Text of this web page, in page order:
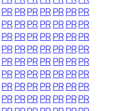
PRPRPRPRPR PRPR
PRPRPRPRPR PRPR
PRPRPRPRPR PRPR
PRPRPRPRPR PRPR
PRPRPRPRPR PRPR
PRPRPRPRPR PRPR
PRPRPRPRPR PRPR
PRPRPRPRPR PRPR